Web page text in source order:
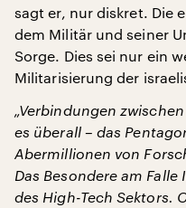
sagt er, nur diskret. Die
dem Militär und seiner
Sorge. Dies sei nur ein
Militarisierung der
„Verbindungen
es überall – das
Abermillionen von
Das Besondere am
des High-Tech Sektors.